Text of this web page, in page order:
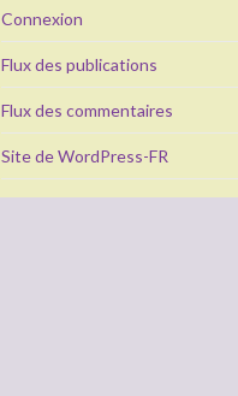
Connexion
Flux des publications
Flux des commentaires
Site de WordPress-FR